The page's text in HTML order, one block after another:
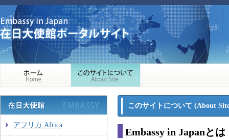
アフリカ Africa
このサイトについて (About
Embassy in Japanとは